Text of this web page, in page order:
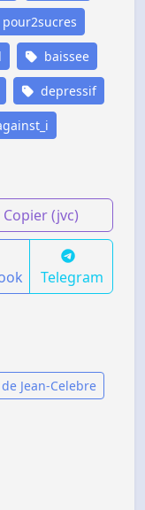
pour2sucres
baissee
depressif
Copier (jvc)
Telegram
Jean-Celebre